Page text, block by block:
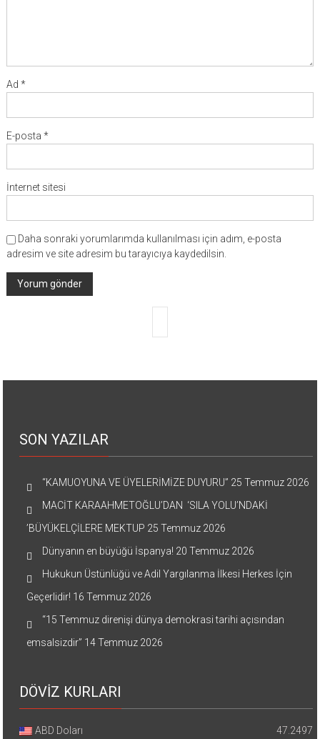
Ad *
E-posta *
İnternet sitesi
Daha sonraki yorumlarımda kullanılması için adım, e-posta
adresim ve site adresim bu tarayıcıya kaydedilsin.
SON YAZILAR
“KAMUOYUNA VE ÜYELERİMİZE DUYURU” 25 Temmuz 2026
MACİT KARAAHMETOĞLU’DAN ‘SILA YOLU’NDAKİ
’BÜYÜKELÇİLERE MEKTUP 25 Temmuz 2026
Dünyanın en büyüğü İspanya! 20 Temmuz 2026
Hukukun Üstünlüğü ve Adil Yargılanma İlkesi Herkes İçin
Geçerlidir! 16 Temmuz 2026
“15 Temmuz direnişi dünya demokrasi tarihi açısından
emsalsizdir” 14 Temmuz 2026
DÖVİZ KURLARI
ABD Doları
47.2497